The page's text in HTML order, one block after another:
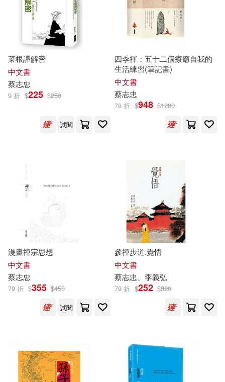
菜根譚解密
中文書
蔡志忠
9 折 $225 $250
試閱
四季禪：五十二個療癒自我的
生活練習(筆記書)
中文書
蔡志忠
79 折 $948 $1200
漫畫禪宗思想
中文書
蔡志忠
79 折 $355 $450
試閱
參禪步道.覺悟
中文書
蔡志忠 、李義弘
79 折 $252 $320